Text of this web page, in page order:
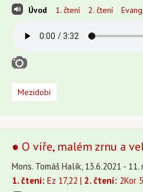
Úvod 1. čtení 2. čtení
Mezidobí
● O víře, malém zrnu a
Mons. Tomáš Halík, 13.6.2021 -
1. čtení: Ez 17,22 | 2. čtení: 2Kor